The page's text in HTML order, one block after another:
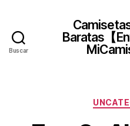
Buscar
Baratas【